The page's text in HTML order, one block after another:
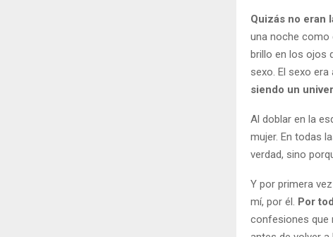
Quizás no eran
una noche como
brillo en los ojos
sexo. El sexo
siendo un
Al doblar en la
mujer. En todas
verdad, sino
Y por primera
mí, por él. Por
confesiones que